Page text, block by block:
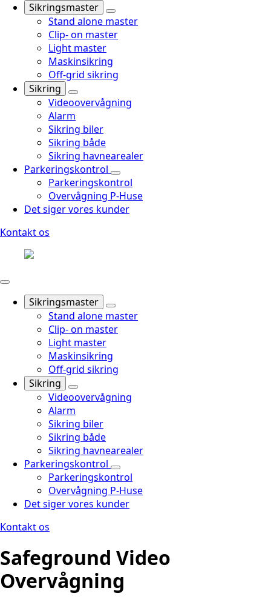
Sikringsmaster
Stand alone master
Clip- on master
Light master
Maskinsikring
Off-grid sikring
Sikring
Videoovervågning
Alarm
Sikring biler
Sikring både
Sikring havnearealer
Parkeringskontrol
Parkeringskontrol
Overvågning P-Huse
Det siger vores kunder
Kontakt os
Sikringsmaster
Stand alone master
Clip- on master
Light master
Maskinsikring
Off-grid sikring
Sikring
Videoovervågning
Alarm
Sikring biler
Sikring både
Sikring havnearealer
Parkeringskontrol
Parkeringskontrol
Overvågning P-Huse
Det siger vores kunder
Kontakt os
Safeground Video
Overvågning